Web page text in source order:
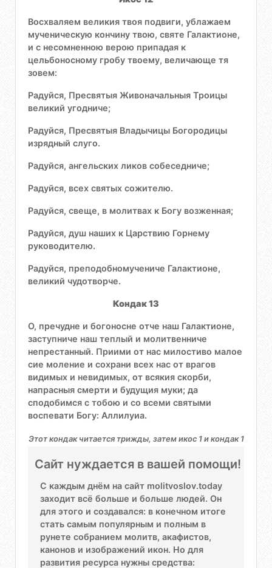
Восхваляем великия твоя подвиги, ублажаем
мученическую кончину твою, святе Галактионе,
и с несомненною верою припадая к
цельбоносному гробу твоему, величающе тя
зовем:
Радуйся, Пресвятыя Живоначальныя Троицы
великий угодниче;
Радуйся, Пресвятыя Владычицы Богородицы
изрядный слуго.
Радуйся, ангельских ликов собеседниче;
Радуйся, всех святых сожителю.
Радуйся, свеще, в молитвах к Богу возженная;
Радуйся, душ наших к Царствию Горнему
руководителю.
Радуйся, преподобномучениче Галактионе,
великий чудотворче.
Кондак 13
О, пречудне и богоносне отче наш Галактионе,
заступниче наш теплый и молитвенниче
непрестанный. Приими от нас милостиво малое
сие моление и сохрани всех нас от врагов
видимых и невидимых, от всякия скорби,
напрасныя смерти и будущия муки; да
сподобимся с тобою и со всеми святыми
воспевати Богу: Аллилуиа.
Этот кондак читается трижды, затем икос 1 и кондак 1
Сайт нуждается в вашей помощи!
С каждым днём на сайт molitvoslov.today
заходит всё больше и больше людей. Он
для этого и создавался: в конечном итоге
стать самым популярным и полным в
рунете собранием молитв, акафистов,
канонов и изображений икон. Но для
развития ресурса нужны средства: